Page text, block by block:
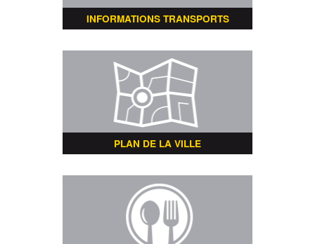
INFORMATIONS TRANSPORTS
PLAN DE LA VILLE